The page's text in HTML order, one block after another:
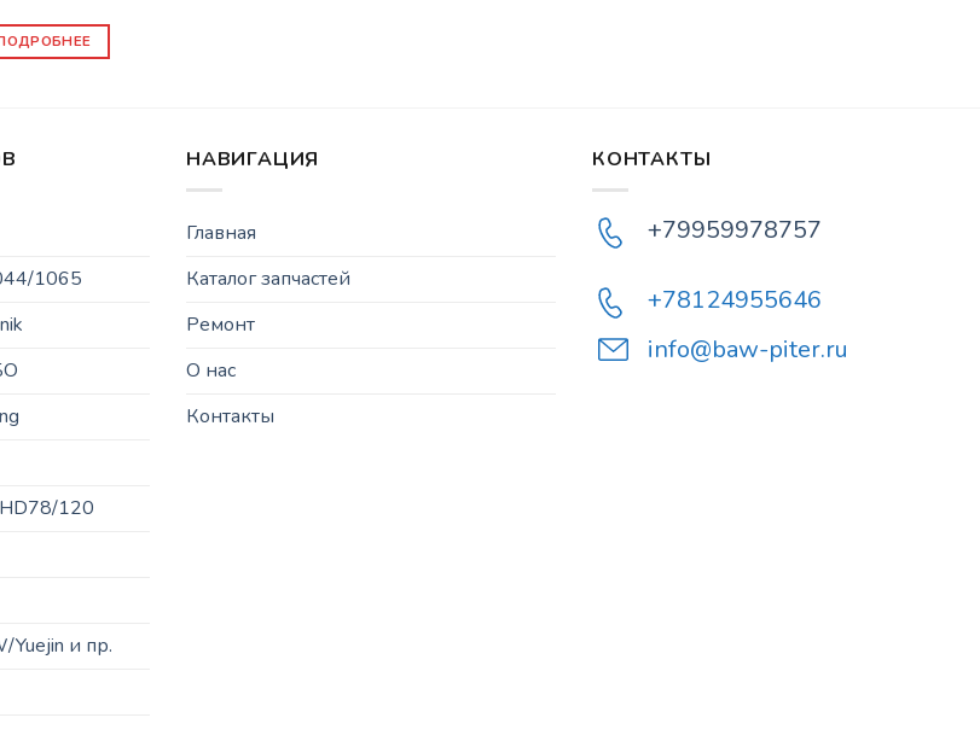
1065
120
Yuejin и пр.
НАВИГАЦИЯ
Главная
Каталог запчастей
Ремонт
О нас
Контакты
КОНТАКТЫ
+79959978757
+78124955646
info@baw-piter.ru